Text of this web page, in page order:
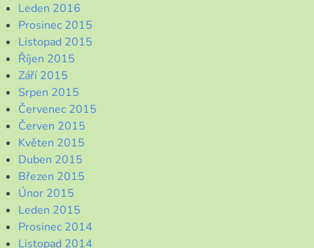
Leden 2016
Prosinec 2015
Listopad 2015
Říjen 2015
Září 2015
Srpen 2015
Červenec 2015
Červen 2015
Květen 2015
Duben 2015
Březen 2015
Únor 2015
Leden 2015
Prosinec 2014
Listopad 2014